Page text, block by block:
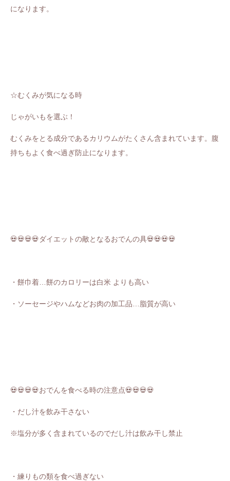
になります。
☆むくみが気になる時
じゃがいもを選ぶ！
むくみをとる成分であるカリウムがたくさん含まれています。腹
持ちもよく食べ過ぎ防止になります。
💀💀💀💀ダイエットの敵となるおでんの具💀💀💀💀
・餅巾着…餅のカロリーは白米 よりも高い
・ソーセージやハムなどお肉の加工品…脂質が高い
💀💀💀💀おでんを食べる時の注意点💀💀💀💀
・だし汁を飲み干さない
※塩分が多く含まれているのでだし汁は飲み干し禁止
・練りもの類を食べ過ぎない